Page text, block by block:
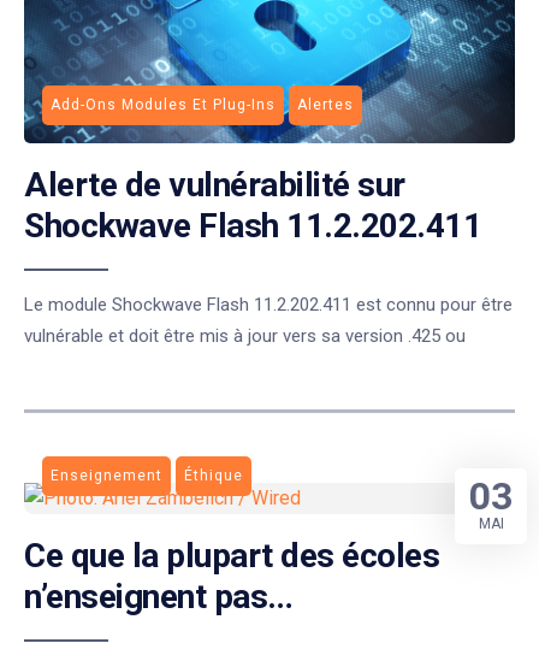
Add-Ons Modules Et Plug-Ins Alertes
Alerte de vulnérabilité sur
Shockwave Flash 11.2.202.411
Le module Shockwave Flash 11.2.202.411 est connu pour être
vulnérable et doit être mis à jour vers sa version .425 ou
Enseignement Éthique
Ce que la plupart des écoles
n’enseignent pas…
03
MAI